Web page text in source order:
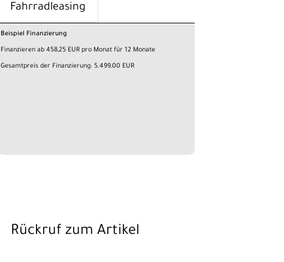
Fahrradleasing
Beispiel Finanzierung
Finanzieren ab 458,25 EUR pro Monat für 12 Monate
Gesamtpreis der Finanzierung: 5.499,00 EUR
Rückruf zum Artikel